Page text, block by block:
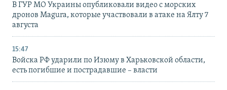
В ГУР МО Украины опубликовали видео с морских
дронов Magura, которые участвовали в атаке на Ялту 7
августа
15:47
Войска РФ ударили по Изюму в Харьковской области,
есть погибшие и пострадавшие – власти